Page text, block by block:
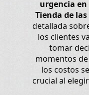
urgencia
Tienda de las
detallada
los clientes
tomar
momentos
los costos
crucial al